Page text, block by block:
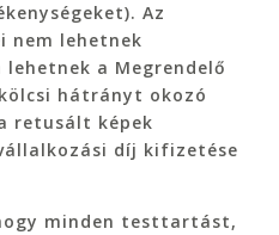
Az
nem lehetnek
a Megrendelő
hátrányt okozó
retusált képek
díj kifizetése
minden testtartást,